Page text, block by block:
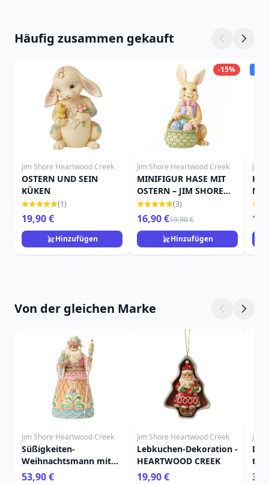
Häufig zusammen gekauft
Jim Shore Heartwood Creek
OSTERN UND SEIN
KÜKEN
(1)
19,90 €
Hinzufügen
-15%
Jim Shore Heartwood Creek
MINIFIGUR HASE MIT
OSTERN – JIM SHORE
HEARTWOOD CREEK
(3)
16,90 €19,90 €
Hinzufügen
Jim
Von der gleichen Marke
Jim Shore Heartwood Creek
Süßigkeiten-
Weihnachtsmann mit
Macaron - Heartwood
53,90 €
Jim Shore Heartwood Creek
Lebkuchen-Dekoration -
HEARTWOOD CREEK
19,90 €
Jim
-